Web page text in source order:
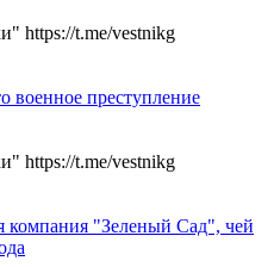
https://t.me/vestnikg
военное преступление
https://t.me/vestnikg
компания "Зеленый Сад", чей